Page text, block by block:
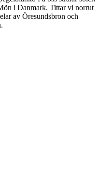
i Danmark. Tittar vi norrut
av Öresundsbron och